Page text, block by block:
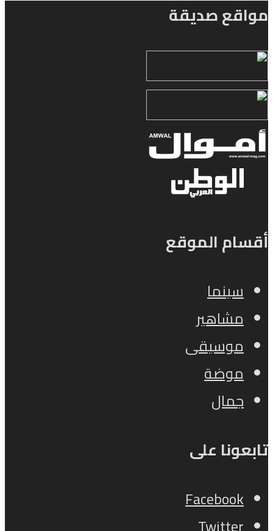
مواقع صديقة
أقسام الموقع
سينما
مشاهير
موسيقى
موضة
جمال
تابعونا على
Facebook